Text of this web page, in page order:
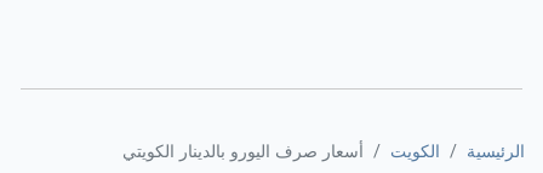
الرئيسية الكويت أسعار صرف اليورو بالدينار الكويتي